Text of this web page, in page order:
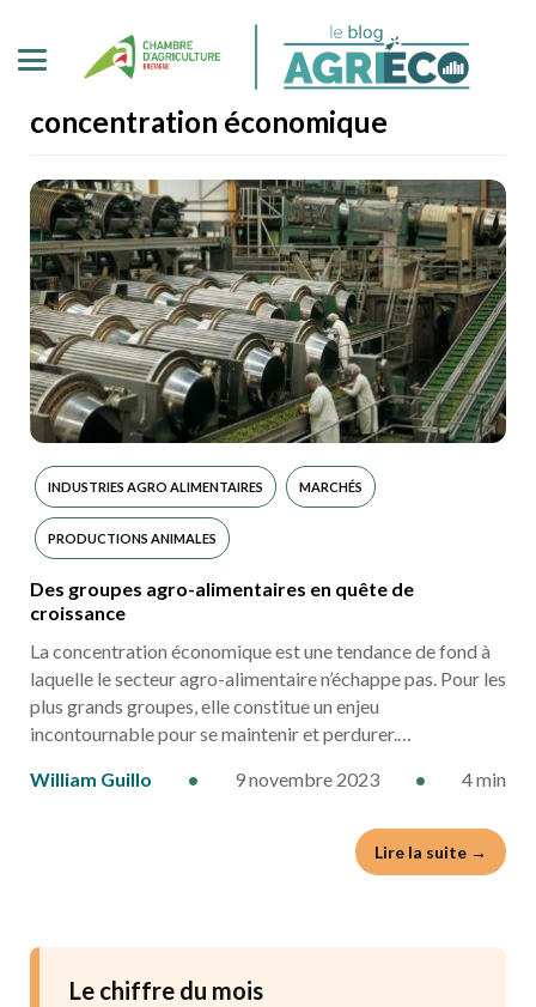
concentration économique
INDUSTRIES AGRO ALIMENTAIRES MARCHÉS
PRODUCTIONS ANIMALES
Des groupes agro-alimentaires en quête de
croissance
La concentration économique est une tendance de fond à
laquelle le secteur agro-alimentaire n’échappe pas. Pour les
plus grands groupes, elle constitue un enjeu
incontournable pour se maintenir et perdurer.…
William Guillo
• 9 novembre 2023 • 4 min
Lire la suite →
Le chiffre du mois